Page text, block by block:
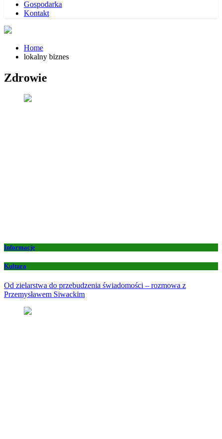
Gospodarka
Kontakt
Home
lokalny biznes
Zdrowie
Informacje
Kultura
Od zielarstwa do przebudzenia świadomości – rozmowa z
Przemysławem Siwackim